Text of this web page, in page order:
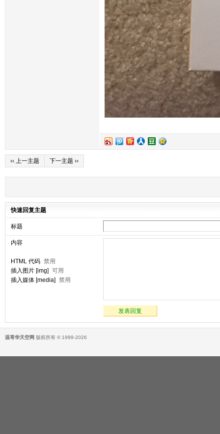
‹‹ 上一主题 下一主题 ››
快速回复主题
标题
内容
HTML 代码 禁用
插入图片 [img] 可用
插入媒体 [media] 禁用
发表回复
温哥华天空网 版权所有 © 1999-2026